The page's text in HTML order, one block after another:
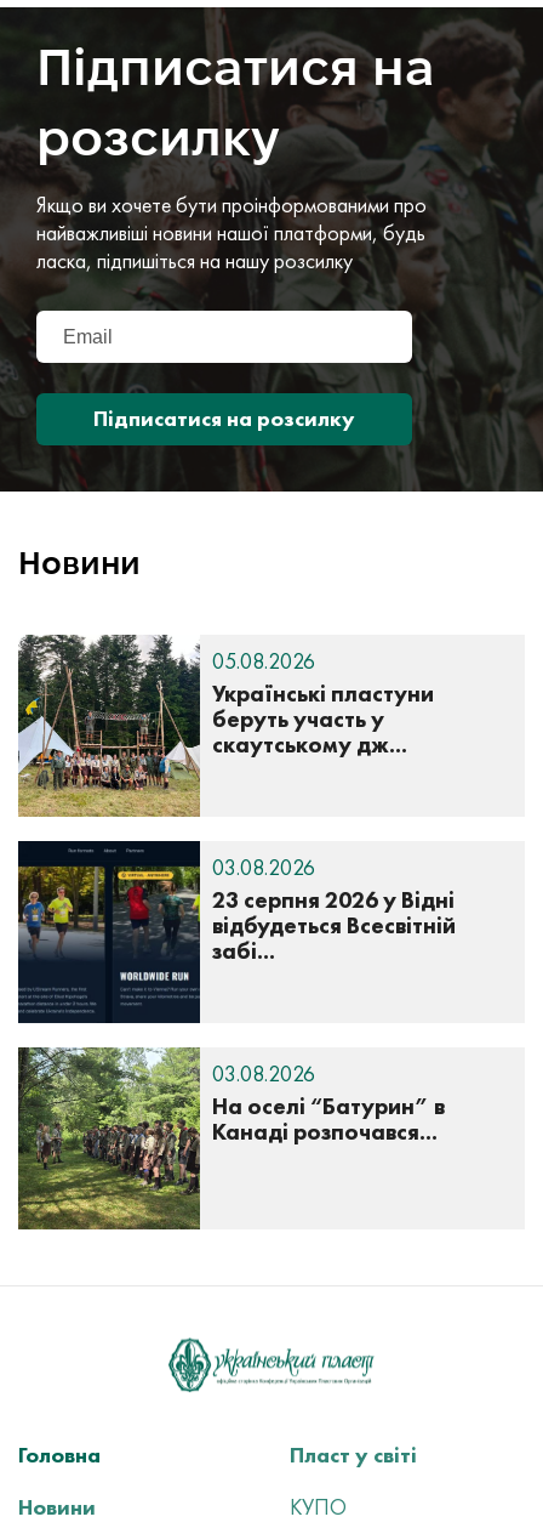
Підписатися на
розсилку
Якщо ви хочете бути проінформованими про
найважливіші новини нашої платформи, будь
ласка, підпишіться на нашу розсилку
Підписатися на розсилку
Новини
Українські пластуни
беруть участь у
скаутському дж...
05.08.2026
23 серпня 2026 у Відні
відбудеться Всесвітній
забі...
03.08.2026
На оселі “Батурин” в
Канаді розпочався...
03.08.2026
Головна
Новини
Пласт у світі
КУПО